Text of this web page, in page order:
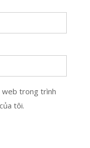
web trong trình
tôi.